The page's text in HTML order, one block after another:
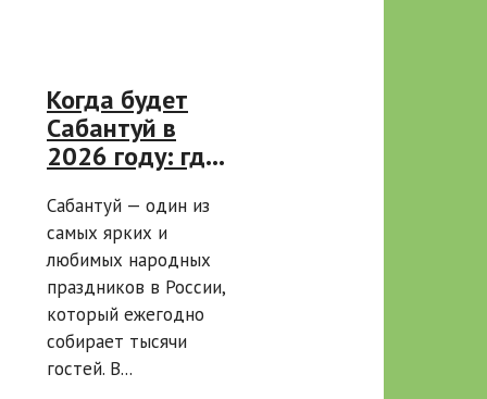
Когда будет
Сабантуй в
2026 году: где
праздник на 5
самых
масштабных
площадках
России
Сабантуй — один из
самых ярких и
любимых народных
праздников в России,
который ежегодно
собирает тысячи
гостей. В...